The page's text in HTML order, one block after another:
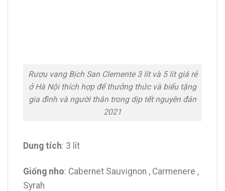
Rượu vang Bịch San Clemente 3 lít và 5 lít giá rẻ
ở Hà Nội thích hợp để thưởng thức và biếu tặng
gia đình và người thân trong dịp tết nguyên đán
2021
Dung tích: 3 lít
Giống nho: Cabernet Sauvignon , Carmenere ,
Syrah